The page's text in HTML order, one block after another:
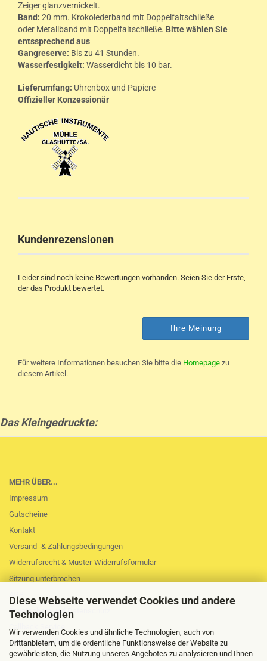
Diese Webseite verwendet Cookies und andere
Technologien
Wir verwenden Cookies und ähnliche Technologien, auch von
Drittanbietern, um die ordentliche Funktionsweise der Website zu
gewährleisten, die Nutzung unseres Angebotes zu analysieren und Ihnen
Zeiger glanzvernickelt.
Band: 20 mm. Krokolederband mit Doppelfaltschließe
oder Metallband mit Doppelfaltschließe. Bitte wählen Sie
entssprechend aus
Gangreserve: Bis zu 41 Stunden.
Wasserfestigkeit: Wasserdicht bis 10 bar.
Lieferumfang: Uhrenbox und Papiere
Offizieller Konzessionär
Kundenrezensionen
Leider sind noch keine Bewertungen vorhanden. Seien Sie der Erste,
der das Produkt bewertet.
Ihre Meinung
Für weitere Informationen besuchen Sie bitte die Homepage zu
diesem Artikel.
Das Kleingedruckte:
MEHR ÜBER...
Impressum
Gutscheine
Kontakt
Versand- & Zahlungsbedingungen
Widerrufsrecht & Muster-Widerrufsformular
Sitzung unterbrochen
AGB
Privatsphäre und Datenschutz
Callback Service
Cookie Einstellungen